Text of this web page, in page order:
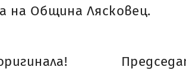
на Община Лясковец.